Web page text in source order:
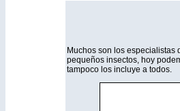
Muchos son los especialistas
pequeños insectos, hoy
tampoco los incluye a todos.